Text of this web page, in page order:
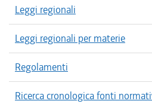
Leggi regionali
Leggi regionali per materie
Regolamenti
Ricerca cronologica fonti